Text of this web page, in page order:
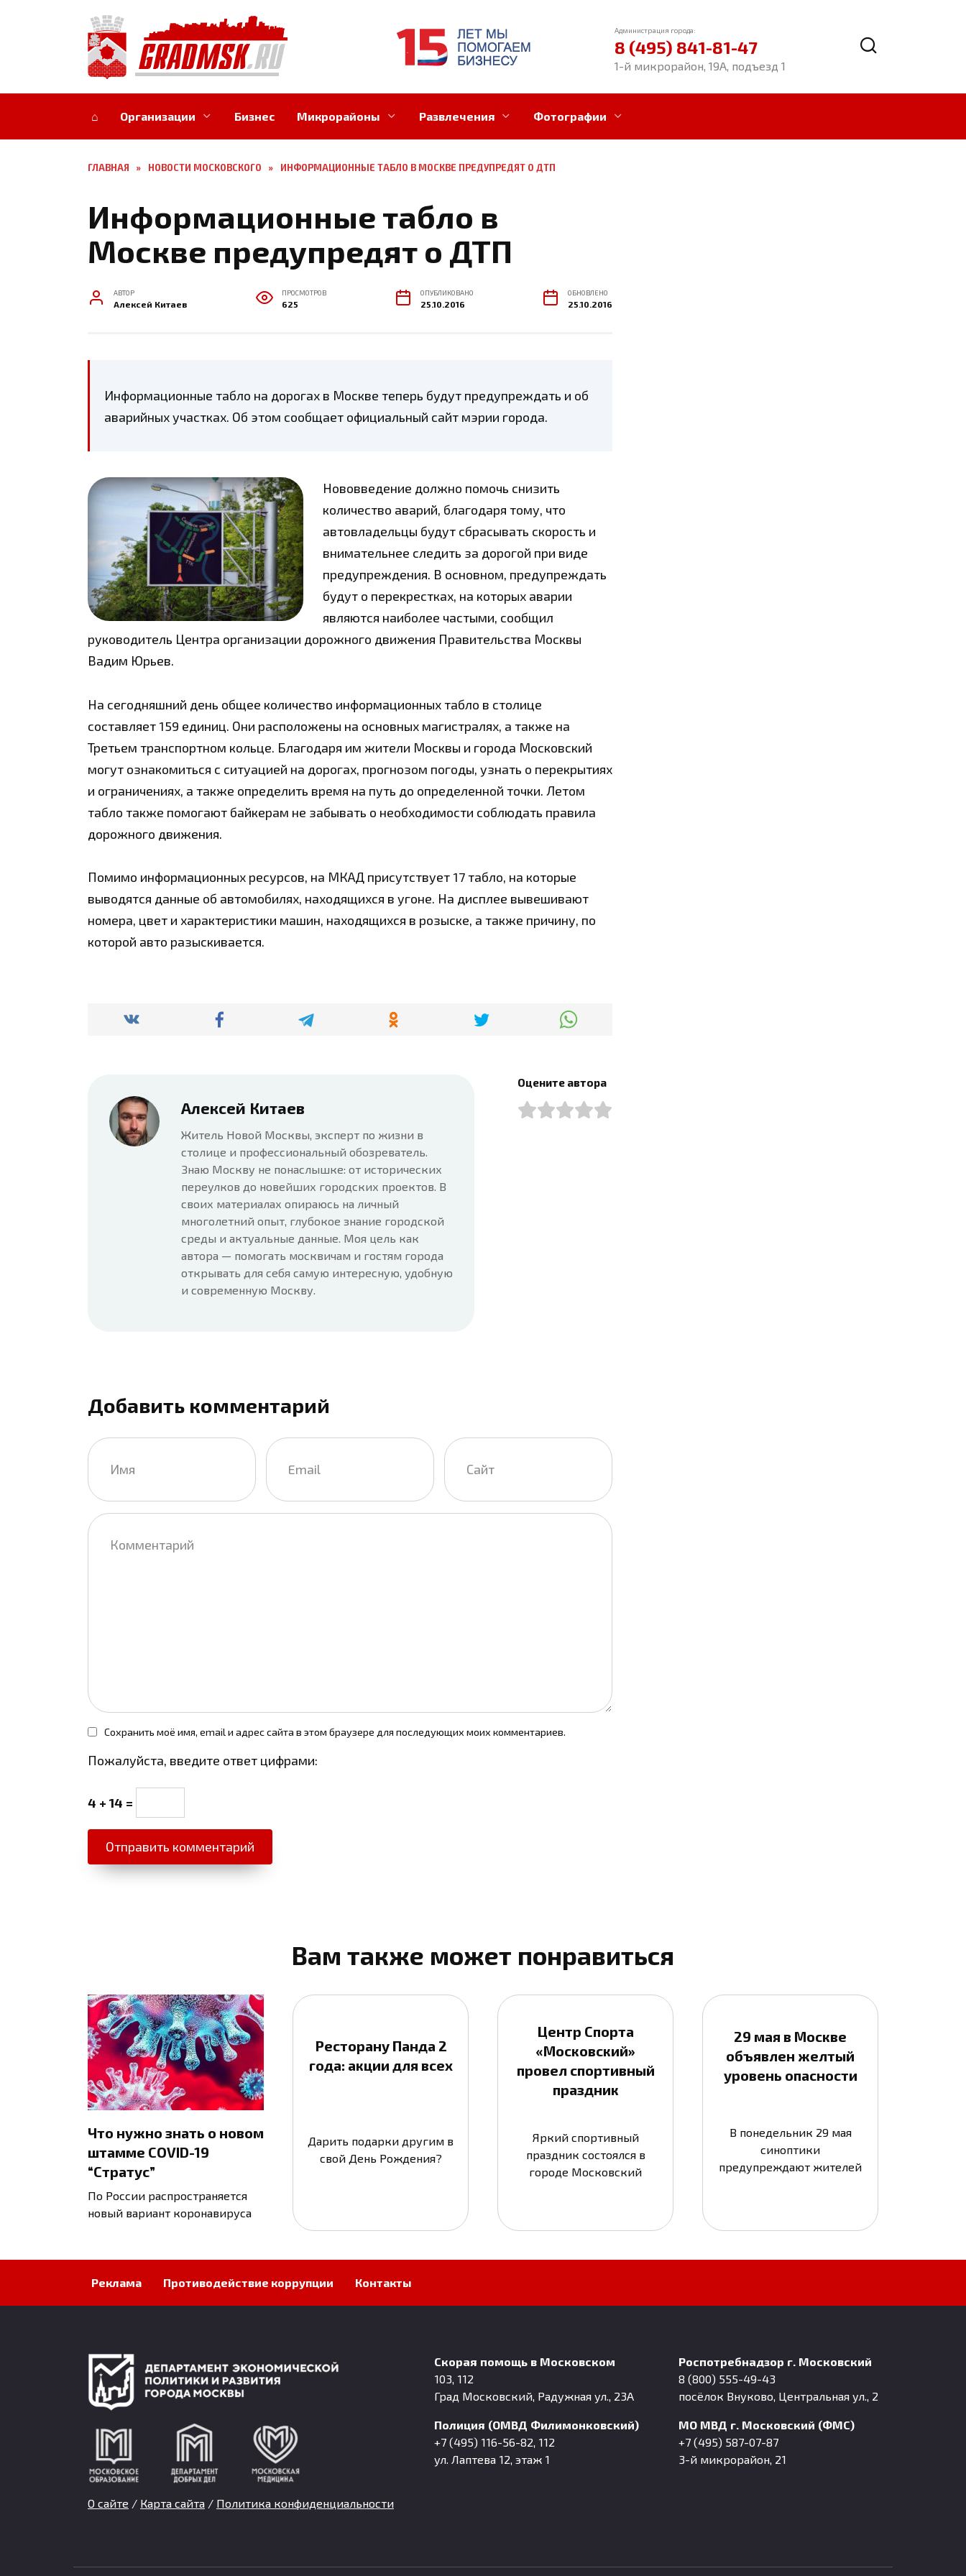
Администрация города:
8 (495) 841-81-47
1-й микрорайон, 19А, подъезд 1
⌂ Организации Бизнес Микрорайоны Развлечения Фотографии
ГЛАВНАЯ » НОВОСТИ МОСКОВСКОГО » ИНФОРМАЦИОННЫЕ ТАБЛО В МОСКВЕ ПРЕДУПРЕДЯТ О ДТП
Информационные табло в
Москве предупредят о ДТП
АВТОР
Алексей Китаев
ПРОСМОТРОВ
625
ОПУБЛИКОВАНО
25.10.2016
ОБНОВЛЕНО
25.10.2016
Информационные табло на дорогах в Москве теперь будут предупреждать и об
аварийных участках. Об этом сообщает официальный сайт мэрии города.
Нововведение должно помочь снизить
количество аварий, благодаря тому, что
автовладельцы будут сбрасывать скорость и
внимательнее следить за дорогой при виде
предупреждения. В основном, предупреждать
будут о перекрестках, на которых аварии
являются наиболее частыми, сообщил
руководитель Центра организации дорожного движения Правительства Москвы
Вадим Юрьев.
На сегодняшний день общее количество информационных табло в столице
составляет 159 единиц. Они расположены на основных магистралях, а также на
Третьем транспортном кольце. Благодаря им жители Москвы и города Московский
могут ознакомиться с ситуацией на дорогах, прогнозом погоды, узнать о перекрытиях
и ограничениях, а также определить время на путь до определенной точки. Летом
табло также помогают байкерам не забывать о необходимости соблюдать правила
дорожного движения.
Помимо информационных ресурсов, на МКАД присутствует 17 табло, на которые
выводятся данные об автомобилях, находящихся в угоне. На дисплее вывешивают
номера, цвет и характеристики машин, находящихся в розыске, а также причину, по
которой авто разыскивается.
Алексей Китаев
Житель Новой Москвы, эксперт по жизни в
столице и профессиональный обозреватель.
Знаю Москву не понаслышке: от исторических
переулков до новейших городских проектов. В
своих материалах опираюсь на личный
многолетний опыт, глубокое знание городской
среды и актуальные данные. Моя цель как
автора — помогать москвичам и гостям города
открывать для себя самую интересную, удобную
и современную Москву.
Оцените автора
Добавить комментарий
Имя
Email
Сайт
Комментарий
Сохранить моё имя, email и адрес сайта в этом браузере для последующих моих комментариев.
Пожалуйста, введите ответ цифрами:
4 + 14 =
Вам также может понравиться
Что нужно знать о новом
штамме COVID-19
“Стратус”
По России распространяется
новый вариант коронавируса
Ресторану Панда 2
года: акции для всех
Дарить подарки другим в
свой День Рождения?
Центр Спорта
«Московский»
провел спортивный
праздник
Яркий спортивный
праздник состоялся в
городе Московский
29 мая в Москве
объявлен желтый
уровень опасности
В понедельник 29 мая
синоптики
предупреждают жителей
Реклама Противодействие коррупции Контакты
О сайте / Карта сайта / Политика конфиденциальности
Скорая помощь в Московском
103, 112
Град Московский, Радужная ул., 23А
Полиция (ОМВД Филимонковский)
+7 (495) 116-56-82, 112
ул. Лаптева 12, этаж 1
Роспотребнадзор г. Московский
8 (800) 555-49-43
посёлок Внуково, Центральная ул., 2
МО МВД г. Московский (ФМС)
+7 (495) 587-07-87
3-й микрорайон, 21